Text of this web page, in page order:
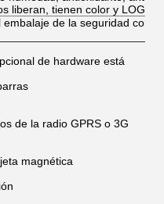
liberan, tienen color y
embalaje de la seguridad con
de hardware está
de la radio GPRS o 3G
magnética